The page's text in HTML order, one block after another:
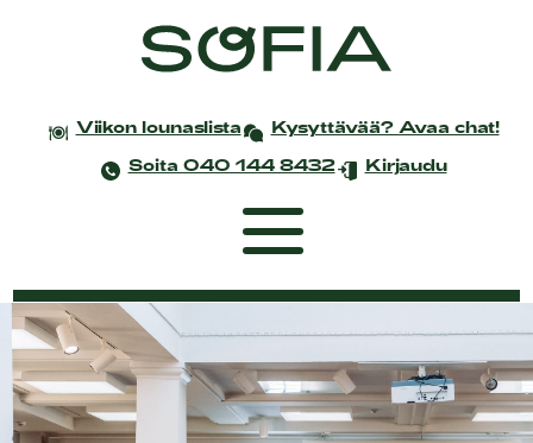
Viikon lounaslista
Kysyttävää? Avaa chat!
Soita 040 144 8432
Kirjaudu
Etusivu
Coworking
Tapahtumat ja kokoukset